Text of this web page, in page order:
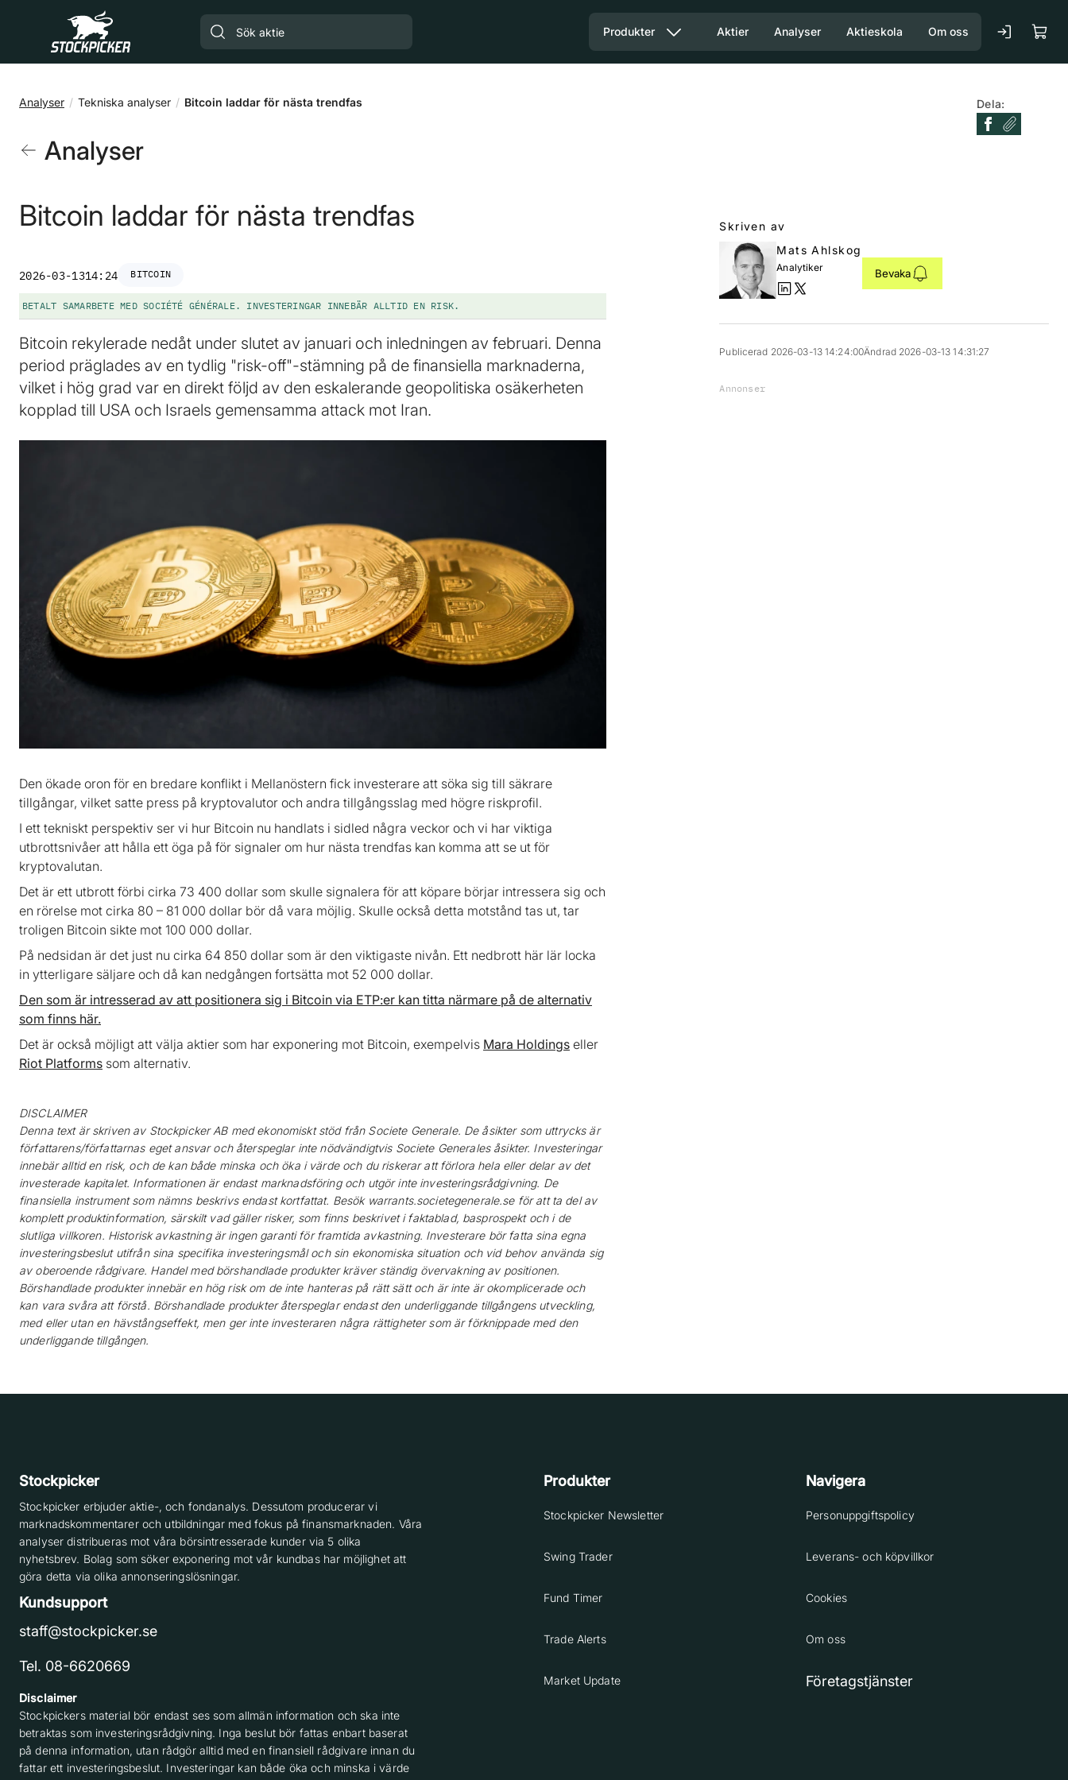
Gå till huvudinnehåll
Produkter Aktier Analyser Aktieskola Om oss
Analyser Tekniska analyser Bitcoin laddar för nästa trendfas Dela:
Analyser
Bitcoin laddar för nästa trendfas
2026-03-1314:24 BITCOIN
BETALT SAMARBETE MED SOCIÉTÉ GÉNÉRALE. INVESTERINGAR INNEBÄR ALLTID EN RISK.
Bitcoin rekylerade nedåt under slutet av januari och inledningen av februari. Denna
period präglades av en tydlig "risk-off"-stämning på de finansiella marknaderna,
vilket i hög grad var en direkt följd av den eskalerande geopolitiska osäkerheten
kopplad till USA och Israels gemensamma attack mot Iran.
Den ökade oron för en bredare konflikt i Mellanöstern fick investerare att söka sig till säkrare
tillgångar, vilket satte press på kryptovalutor och andra tillgångsslag med högre riskprofil.
I ett tekniskt perspektiv ser vi hur Bitcoin nu handlats i sidled några veckor och vi har viktiga
utbrottsnivåer att hålla ett öga på för signaler om hur nästa trendfas kan komma att se ut för
kryptovalutan.
Det är ett utbrott förbi cirka 73 400 dollar som skulle signalera för att köpare börjar intressera sig och
en rörelse mot cirka 80 – 81 000 dollar bör då vara möjlig. Skulle också detta motstånd tas ut, tar
troligen Bitcoin sikte mot 100 000 dollar.
På nedsidan är det just nu cirka 64 850 dollar som är den viktigaste nivån. Ett nedbrott här lär locka
in ytterligare säljare och då kan nedgången fortsätta mot 52 000 dollar.
Den som är intresserad av att positionera sig i Bitcoin via ETP:er kan titta närmare på de alternativ
som finns här.
Det är också möjligt att välja aktier som har exponering mot Bitcoin, exempelvis Mara Holdings eller
Riot Platforms som alternativ.
DISCLAIMER
Denna text är skriven av Stockpicker AB med ekonomiskt stöd från Societe Generale. De åsikter som uttrycks är
författarens/författarnas eget ansvar och återspeglar inte nödvändigtvis Societe Generales åsikter. Investeringar
innebär alltid en risk, och de kan både minska och öka i värde och du riskerar att förlora hela eller delar av det
investerade kapitalet. Informationen är endast marknadsföring och utgör inte investeringsrådgivning. De
finansiella instrument som nämns beskrivs endast kortfattat. Besök warrants.societegenerale.se för att ta del av
komplett produktinformation, särskilt vad gäller risker, som finns beskrivet i faktablad, basprospekt och i de
slutliga villkoren. Historisk avkastning är ingen garanti för framtida avkastning. Investerare bör fatta sina egna
investeringsbeslut utifrån sina specifika investeringsmål och sin ekonomiska situation och vid behov använda sig
av oberoende rådgivare. Handel med börshandlade produkter kräver ständig övervakning av positionen.
Börshandlade produkter innebär en hög risk om de inte hanteras på rätt sätt och är inte är okomplicerade och
kan vara svåra att förstå. Börshandlade produkter återspeglar endast den underliggande tillgångens utveckling,
med eller utan en hävstångseffekt, men ger inte investeraren några rättigheter som är förknippade med den
underliggande tillgången.
Skriven av
Mats Ahlskog
Analytiker Bevaka
Publicerad 2026-03-13 14:24:00Ändrad 2026-03-13 14:31:27
Annonser
Stockpicker
Stockpicker erbjuder aktie-, och fondanalys. Dessutom producerar vi
marknadskommentarer och utbildningar med fokus på finansmarknaden. Våra
analyser distribueras mot våra börsintresserade kunder via 5 olika
nyhetsbrev. Bolag som söker exponering mot vår kundbas har möjlighet att
göra detta via olika annonseringslösningar.
Kundsupport
staff@stockpicker.se
Tel. 08-6620669
Disclaimer
Stockpickers material bör endast ses som allmän information och ska inte
betraktas som investeringsrådgivning. Inga beslut bör fattas enbart baserat
på denna information, utan rådgör alltid med en finansiell rådgivare innan du
fattar ett investeringsbeslut. Investeringar kan både öka och minska i värde
Produkter
Stockpicker Newsletter
Swing Trader
Fund Timer
Trade Alerts
Market Update
Navigera
Personuppgiftspolicy
Leverans- och köpvillkor
Cookies
Om oss
Företagstjänster